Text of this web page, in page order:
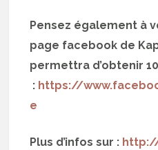
Pensez également à
page facebook de
permettra d’obtenir
: https://
e
Plus d’infos sur :